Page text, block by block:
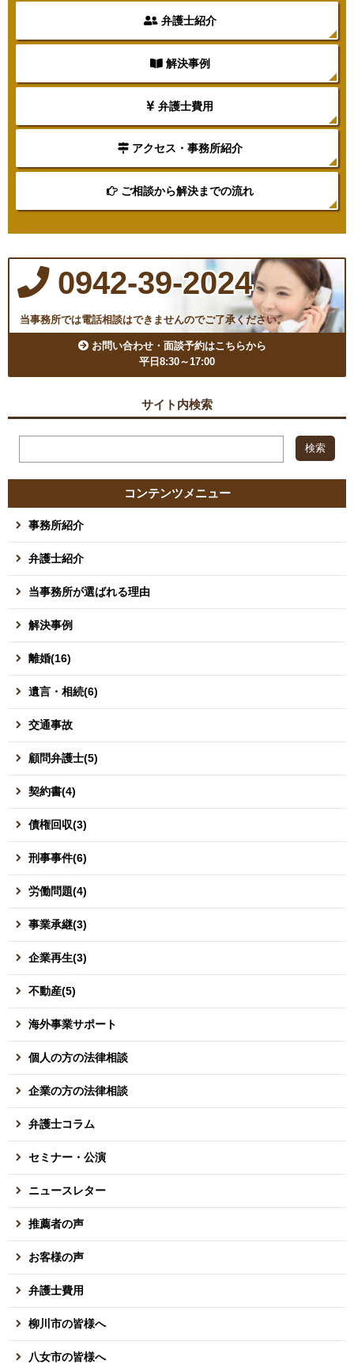
弁護士紹介
解決事例
弁護士費用
アクセス・事務所紹介
ご相談から解決までの流れ
0942-39-2024
当事務所では電話相談はできませんのでご了承ください。
お問い合わせ・面談予約はこちらから
平日8:30～17:00
サイト内検索
コンテンツメニュー
事務所紹介
弁護士紹介
当事務所が選ばれる理由
解決事例
離婚(16)
遺言・相続(6)
交通事故
顧問弁護士(5)
契約書(4)
債権回収(3)
刑事事件(6)
労働問題(4)
事業承継(3)
企業再生(3)
不動産(5)
海外事業サポート
個人の方の法律相談
企業の方の法律相談
弁護士コラム
セミナー・公演
ニュースレター
推薦者の声
お客様の声
弁護士費用
柳川市の皆様へ
八女市の皆様へ